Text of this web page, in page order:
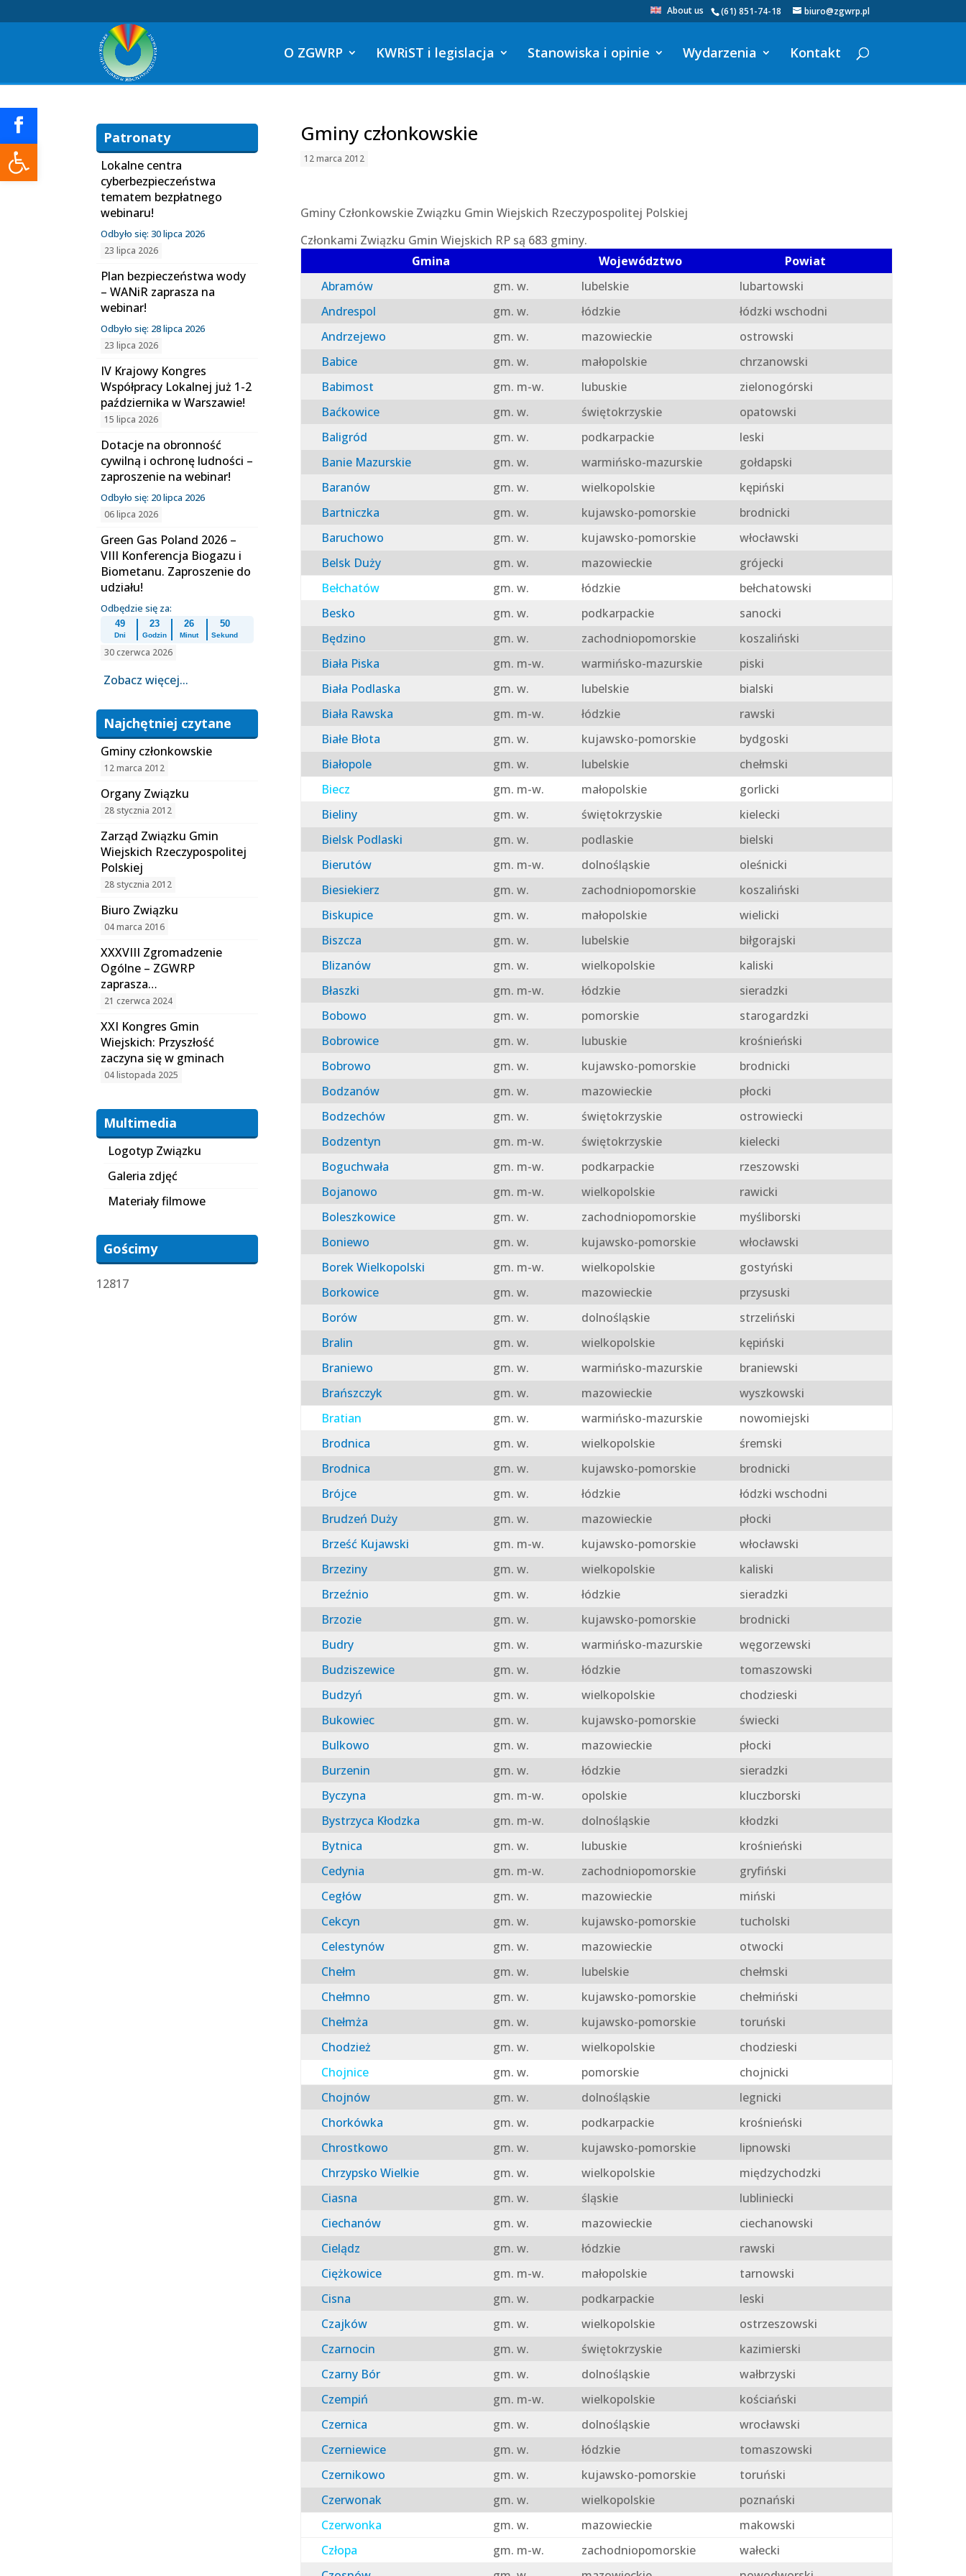
Otwórz pasek narzędzi
(61) 851-74-18 biuro@zgwrp.pl
About us
O ZGWRP KWRiST i legislacja Stanowiska i opinie Wydarzenia Kontakt
Gminy członkowskie
12 marca 2012
Gminy Członkowskie Związku Gmin Wiejskich Rzeczypospolitej Polskiej
Członkami Związku Gmin Wiejskich RP są 683 gminy.
Gmina
Województwo
Powiat
Abramów
gm. w. lubelskie
lubartowski
Andrespol
gm. w. łódzkie
łódzki wschodni
Andrzejewo
gm. w. mazowieckie
ostrowski
Babice
gm. w. małopolskie
chrzanowski
Babimost
gm. m-w. lubuskie
zielonogórski
Baćkowice
gm. w. świętokrzyskie
opatowski
Baligród
gm. w. podkarpackie
leski
Banie Mazurskie
gm. w. warmińsko-mazurskie
gołdapski
Baranów
gm. w. wielkopolskie
kępiński
Bartniczka
gm. w. kujawsko-pomorskie
brodnicki
Baruchowo
gm. w. kujawsko-pomorskie
włocławski
Belsk Duży
gm. w. mazowieckie
grójecki
Bełchatów
gm. w. łódzkie
bełchatowski
Besko
gm. w. podkarpackie
sanocki
Będzino
gm. w. zachodniopomorskie
koszaliński
Biała Piska
gm. m-w. warmińsko-mazurskie
piski
Biała Podlaska
gm. w. lubelskie
bialski
Biała Rawska
gm. m-w. łódzkie
rawski
Białe Błota
gm. w. kujawsko-pomorskie
bydgoski
Białopole
gm. w. lubelskie
chełmski
Biecz
gm. m-w. małopolskie
gorlicki
Bieliny
gm. w. świętokrzyskie
kielecki
Bielsk Podlaski
gm. w. podlaskie
bielski
Bierutów
gm. m-w. dolnośląskie
oleśnicki
Biesiekierz
gm. w. zachodniopomorskie
koszaliński
Biskupice
gm. w. małopolskie
wielicki
Biszcza
gm. w. lubelskie
biłgorajski
Blizanów
gm. w. wielkopolskie
kaliski
Błaszki
gm. m-w. łódzkie
sieradzki
Bobowo
gm. w. pomorskie
starogardzki
Bobrowice
gm. w. lubuskie
krośnieński
Bobrowo
gm. w. kujawsko-pomorskie
brodnicki
Bodzanów
gm. w. mazowieckie
płocki
Bodzechów
gm. w. świętokrzyskie
ostrowiecki
Bodzentyn
gm. m-w. świętokrzyskie
kielecki
Boguchwała
gm. m-w. podkarpackie
rzeszowski
Bojanowo
gm. m-w. wielkopolskie
rawicki
Boleszkowice
gm. w. zachodniopomorskie
myśliborski
Boniewo
gm. w. kujawsko-pomorskie
włocławski
Borek Wielkopolski
gm. m-w. wielkopolskie
gostyński
Borkowice
gm. w. mazowieckie
przysuski
Borów
gm. w. dolnośląskie
strzeliński
Bralin
gm. w. wielkopolskie
kępiński
Braniewo
gm. w. warmińsko-mazurskie
braniewski
Brańszczyk
gm. w. mazowieckie
wyszkowski
Bratian
gm. w. warmińsko-mazurskie
nowomiejski
Brodnica
gm. w. wielkopolskie
śremski
Brodnica
gm. w. kujawsko-pomorskie
brodnicki
Brójce
gm. w. łódzkie
łódzki wschodni
Brudzeń Duży
gm. w. mazowieckie
płocki
Brześć Kujawski
gm. m-w. kujawsko-pomorskie
włocławski
Brzeziny
gm. w. wielkopolskie
kaliski
Brzeźnio
gm. w. łódzkie
sieradzki
Brzozie
gm. w. kujawsko-pomorskie
brodnicki
Budry
gm. w. warmińsko-mazurskie
węgorzewski
Budziszewice
gm. w. łódzkie
tomaszowski
Budzyń
gm. w. wielkopolskie
chodzieski
Bukowiec
gm. w. kujawsko-pomorskie
świecki
Bulkowo
gm. w. mazowieckie
płocki
Burzenin
gm. w. łódzkie
sieradzki
Byczyna
gm. m-w. opolskie
kluczborski
Bystrzyca Kłodzka
gm. m-w. dolnośląskie
kłodzki
Bytnica
gm. w. lubuskie
krośnieński
Cedynia
gm. m-w. zachodniopomorskie
gryfiński
Cegłów
gm. w. mazowieckie
miński
Cekcyn
gm. w. kujawsko-pomorskie
tucholski
Celestynów
gm. w. mazowieckie
otwocki
Chełm
gm. w. lubelskie
chełmski
Chełmno
gm. w. kujawsko-pomorskie
chełmiński
Chełmża
gm. w. kujawsko-pomorskie
toruński
Chodzież
gm. w. wielkopolskie
chodzieski
Chojnice
gm. w. pomorskie
chojnicki
Chojnów
gm. w. dolnośląskie
legnicki
Chorkówka
gm. w. podkarpackie
krośnieński
Chrostkowo
gm. w. kujawsko-pomorskie
lipnowski
Chrzypsko Wielkie
gm. w. wielkopolskie
międzychodzki
Ciasna
gm. w. śląskie
lubliniecki
Ciechanów
gm. w. mazowieckie
ciechanowski
Cielądz
gm. w. łódzkie
rawski
Ciężkowice
gm. m-w. małopolskie
tarnowski
Cisna
gm. w. podkarpackie
leski
Czajków
gm. w. wielkopolskie
ostrzeszowski
Czarnocin
gm. w. świętokrzyskie
kazimierski
Czarny Bór
gm. w. dolnośląskie
wałbrzyski
Czempiń
gm. m-w. wielkopolskie
kościański
Czernica
gm. w. dolnośląskie
wrocławski
Czerniewice
gm. w. łódzkie
tomaszowski
Czernikowo
gm. w. kujawsko-pomorskie
toruński
Czerwonak
gm. w. wielkopolskie
poznański
Czerwonka
gm. w. mazowieckie
makowski
Człopa
gm. m-w. zachodniopomorskie
wałecki
Patronaty
Lokalne centra
cyberbezpieczeństwa
tematem bezpłatnego
webinaru!
Odbyło się: 30 lipca 2026
23 lipca 2026
Plan bezpieczeństwa wody
– WANiR zaprasza na
webinar!
Odbyło się: 28 lipca 2026
23 lipca 2026
IV Krajowy Kongres
Współpracy Lokalnej już 1-2
października w Warszawie!
15 lipca 2026
Dotacje na obronność
cywilną i ochronę ludności –
zaproszenie na webinar!
Odbyło się: 20 lipca 2026
06 lipca 2026
Green Gas Poland 2026 –
VIII Konferencja Biogazu i
Biometanu. Zaproszenie do
udziału!
Odbędzie się za:
49
Dni
23
Godzin
26
Minut
49
Sekund
30 czerwca 2026
Zobacz więcej...
Najchętniej czytane
Gminy członkowskie
12 marca 2012
Organy Związku
28 stycznia 2012
Zarząd Związku Gmin
Wiejskich Rzeczypospolitej
Polskiej
28 stycznia 2012
Biuro Związku
04 marca 2016
XXXVIII Zgromadzenie
Ogólne – ZGWRP
zaprasza…
21 czerwca 2024
XXI Kongres Gmin
Wiejskich: Przyszłość
zaczyna się w gminach
04 listopada 2025
Multimedia
Logotyp Związku
Galeria zdjęć
Materiały filmowe
Gościmy
12817